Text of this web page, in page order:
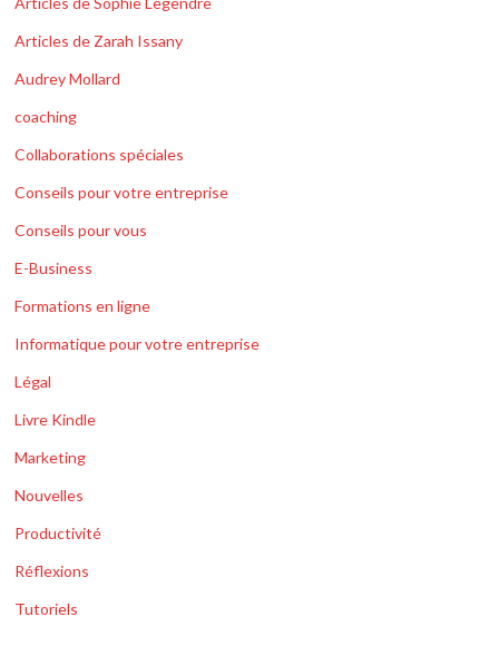
Articles de Zarah Issany
Audrey Mollard
coaching
Collaborations spéciales
Conseils pour votre entreprise
Conseils pour vous
E-Business
Formations en ligne
Informatique pour votre entreprise
Légal
Livre Kindle
Marketing
Nouvelles
Productivité
Réflexions
Tutoriels